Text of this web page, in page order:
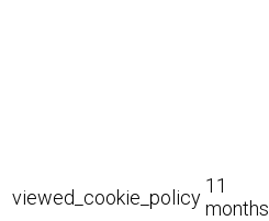
viewed_cookie_policy
11
months